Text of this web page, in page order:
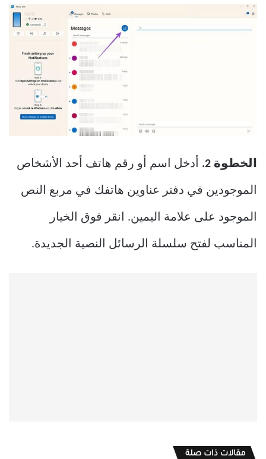
الخطوة 2. أدخل اسم أو رقم هاتف أحد الأشخاص
الموجودين في دفتر عناوين هاتفك في مربع النص
الموجود على علامة اليمين. انقر فوق الخيار
المناسب لفتح سلسلة الرسائل النصية الجديدة.
مقالات ذات صلة